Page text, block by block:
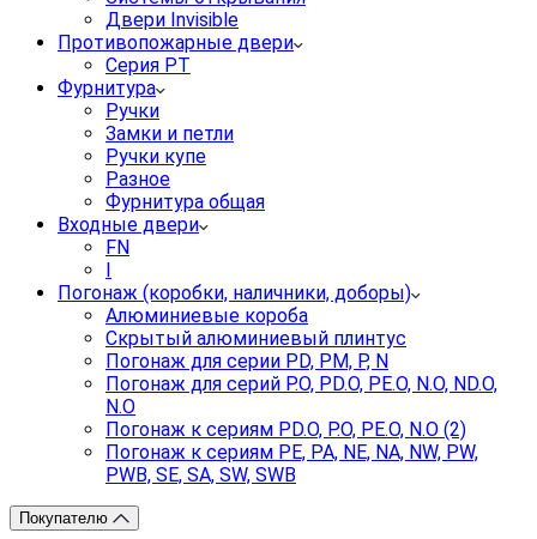
Двери Invisible
Противопожарные двери
Серия PT
Фурнитура
Ручки
Замки и петли
Ручки купе
Разное
Фурнитура общая
Входные двери
FN
Погонаж (коробки, наличники, доборы)
Алюминиевые короба
Скрытый алюминиевый плинтус
Погонаж для серии PD, PM, P, N
Погонаж для серий P.O, PD.O, PE.O, N.O, ND.O,
N.O
Погонаж к сериям PD.O, P.O, PE.O, N.O (2)
Погонаж к сериям PE, PA, NE, NA, NW, PW,
PWB, SE, SA, SW, SWB
Покупателю